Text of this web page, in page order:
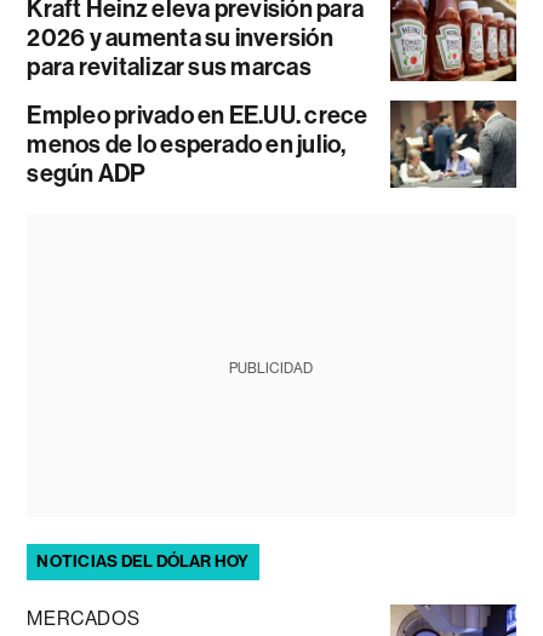
Kraft Heinz eleva previsión para
2026 y aumenta su inversión
para revitalizar sus marcas
Empleo privado en EE.UU. crece
menos de lo esperado en julio,
según ADP
PUBLICIDAD
NOTICIAS DEL DÓLAR HOY
MERCADOS